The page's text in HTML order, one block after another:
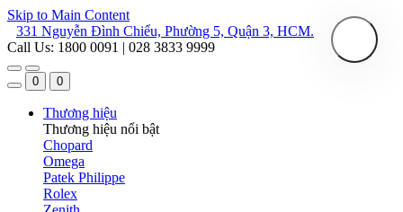
Skip to Main Content
331 Nguyễn Đình Chiểu, Phường 5, Quận 3, HCM.
Call Us: 1800 0091 | 028 3833 9999
0 0
Thương hiệu
Thương hiệu nổi bật
Chopard
Omega
Patek Philippe
Rolex